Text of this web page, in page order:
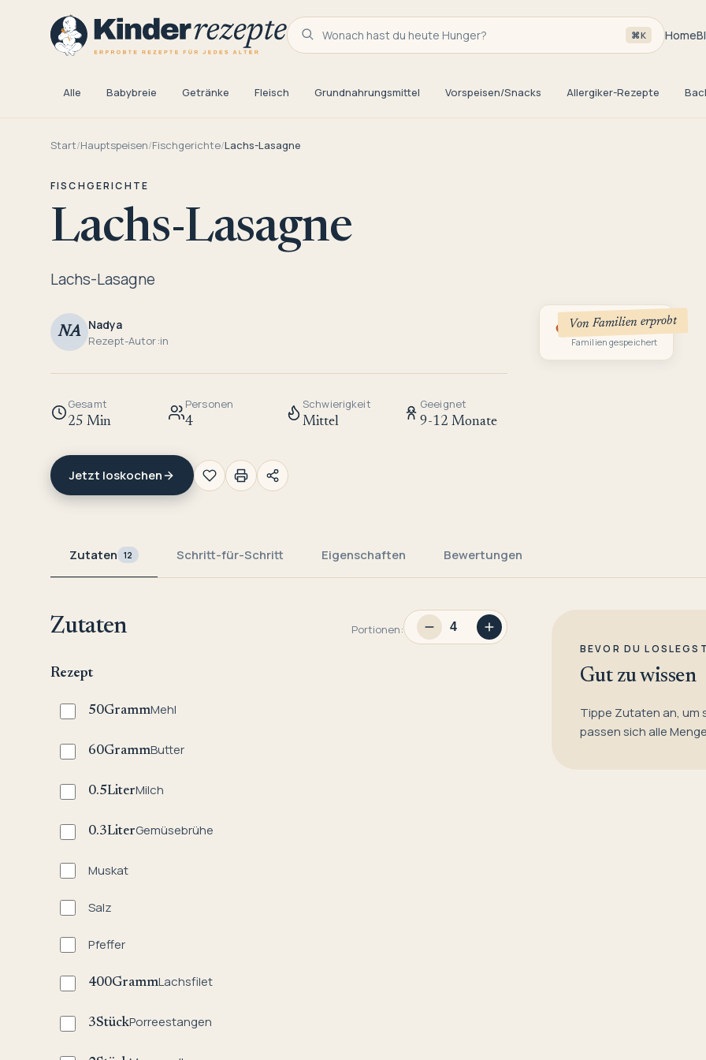
Wonach hast du heute Hunger? ⌘K Home
Alle Babybreie Getränke Fleisch Grundnahrungsmittel Vorspeisen/Snacks Allergiker-Rezepte
Start/Hauptspeisen/Fischgerichte/Lachs-Lasagne
FISCHGERICHTE
Lachs-Lasagne
Lachs-Lasagne
NA Nadya
Rezept-Autor:in
Gesamt
25 Min
Personen
4
Schwierigkeit
Mittel
Geeignet
9-12 Monate
Jetzt loskochen
Von Familien erprobt
3
Familien gespeichert
Zutaten 12 Schritt-für-Schritt Eigenschaften Bewertungen
Zutaten Portionen:
Rezept
50GrammMehl
60GrammButter
0.5LiterMilch
0.3LiterGemüsebrühe
Muskat
Salz
Pfeffer
400GrammLachsfilet
3StückPorreestangen
BEVOR DU
Gut zu wissen
Tippe Zutaten an, um
passen sich alle